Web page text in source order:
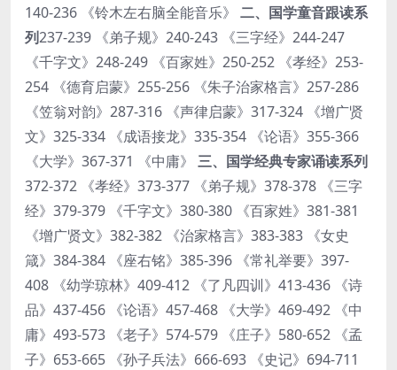
140-236 《铃木左右脑全能音乐》 二、国学童音跟读系
列237-239 《弟子规》240-243 《三字经》244-247
《千字文》248-249 《百家姓》250-252 《孝经》253-
254 《德育启蒙》255-256 《朱子治家格言》257-286
《笠翁对韵》287-316 《声律启蒙》317-324 《增广贤
文》325-334 《成语接龙》335-354 《论语》355-366
《大学》367-371 《中庸》 三、国学经典专家诵读系列
372-372 《孝经》373-377 《弟子规》378-378 《三字
经》379-379 《千字文》380-380 《百家姓》381-381
《增广贤文》382-382 《治家格言》383-383 《女史
箴》384-384 《座右铭》385-396 《常礼举要》397-
408 《幼学琼林》409-412 《了凡四训》413-436 《诗
品》437-456 《论语》457-468 《大学》469-492 《中
庸》493-573 《老子》574-579 《庄子》580-652 《孟
子》653-665 《孙子兵法》666-693 《史记》694-711